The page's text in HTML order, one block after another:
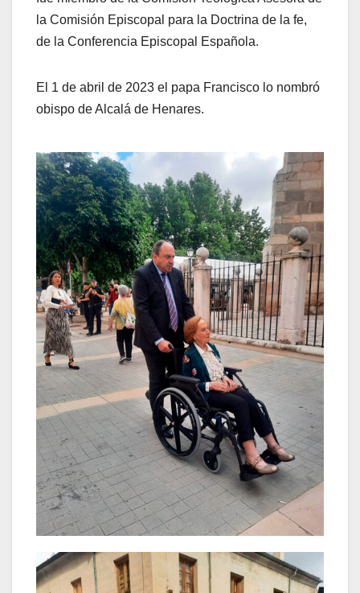
la Comisión Episcopal para la Doctrina de la fe,
de la Conferencia Episcopal Española.
El 1 de abril de 2023 el papa Francisco lo nombró
obispo de Alcalá de Henares.